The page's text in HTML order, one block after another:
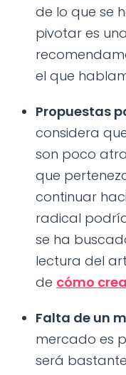
de lo que se
pivotar es
el que
Propuestas
considera
son poco
que
continuar
radical
se ha
lectura del
de cómo
Falta de un
mercado es
será